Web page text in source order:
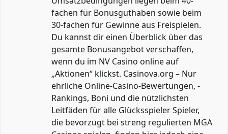
fachen für Bonusguthaben sowie beim
30-fachen für Gewinne aus Freispielen.
Du kannst dir einen Überblick über das
gesamte Bonusangebot verschaffen,
wenn du im NV Casino online auf
„Aktionen“ klickst. Casinova.org – Nur
ehrliche Online-Casino-Bewertungen, -
Rankings, Boni und die nützlichsten
Leitfäden für alle Glücksspieler Spieler,
die bevorzugt bei streng regulierten MGA